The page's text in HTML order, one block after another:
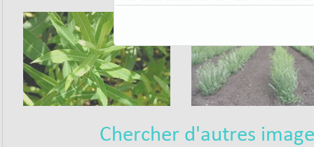
Chercher d'autres
l’encontre des
reconnues.
les faits, c’est prendre un